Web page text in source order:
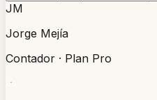
JM
Jorge Mejía
Contador · Plan Pro